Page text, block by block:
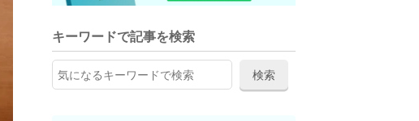
キーワードで記事を検索